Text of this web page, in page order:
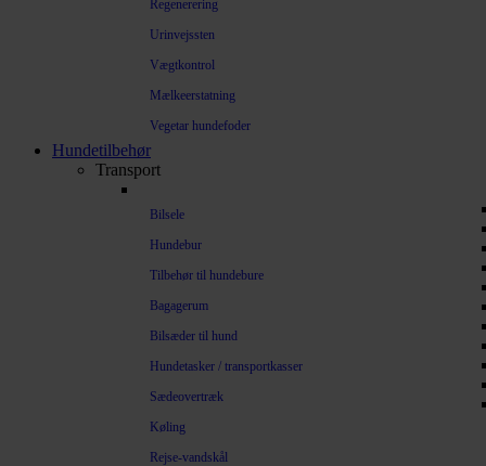
Regenerering
Urinvejssten
Vægtkontrol
Mælkeerstatning
Vegetar hundefoder
Hundetilbehør
Transport
Bilsele
Hundebur
Tilbehør til hundebure
Bagagerum
Bilsæder til hund
Hundetasker / transportkasser
Sædeovertræk
Køling
Rejse-vandskål